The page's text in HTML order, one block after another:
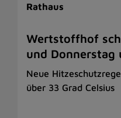
Rathaus
Wertstoffhof
und Donnerstag
Neue
über 33 Grad Celsius